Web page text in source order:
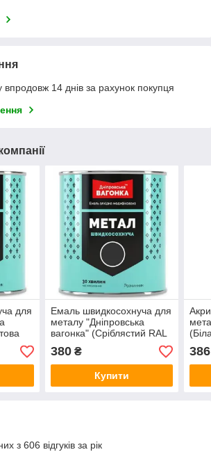
14 днів за рахунок покупця
для
Емаль швидкосохнуча для
металу "Дніпровська
вагонка" (Сріблястий RAL
9022) 0,75 л
380₴
Купити
386
з 606 відгуків за рік